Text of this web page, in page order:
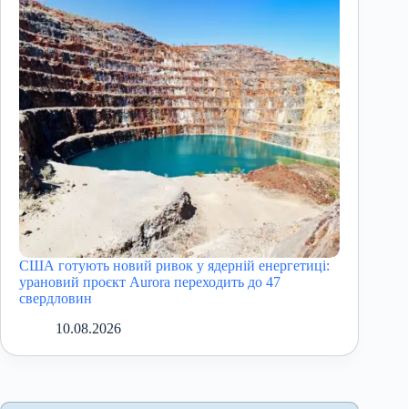
США готують новий ривок у ядерній енергетиці:
урановий проєкт Aurora переходить до 47
свердловин
10.08.2026